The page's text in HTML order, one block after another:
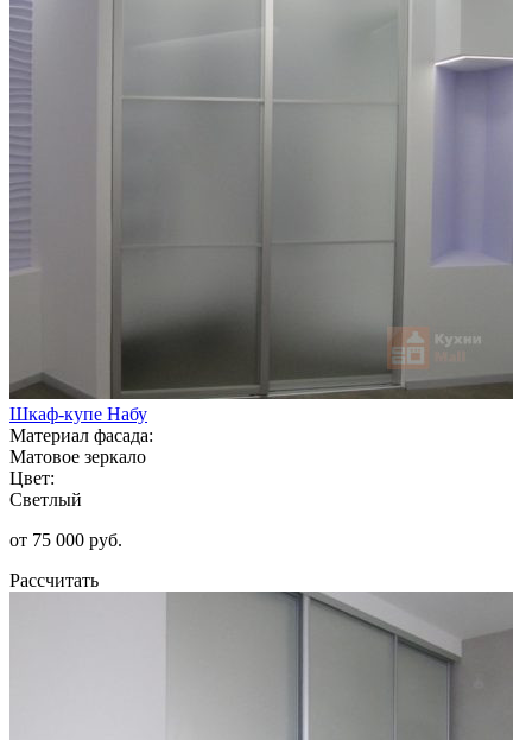
Шкаф-купе Набу
Материал фасада:
Матовое зеркало
Цвет:
Светлый
от 75 000 руб.
Рассчитать